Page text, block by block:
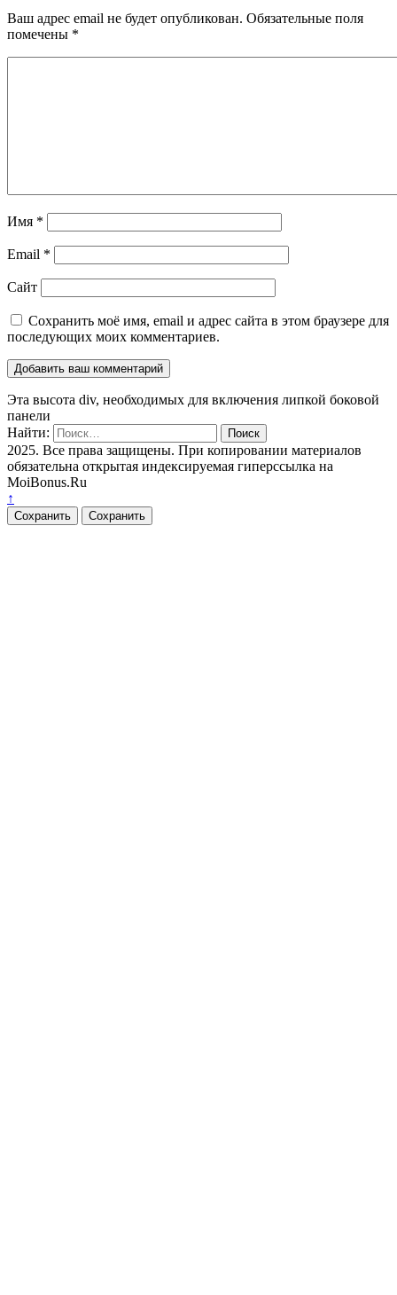
Ваш адрес email не будет опубликован. Обязательные поля
помечены *
Имя *
Email *
Сайт
Сохранить моё имя, email и адрес сайта в этом браузере для
последующих моих комментариев.
Эта высота div, необходимых для включения липкой боковой
панели
Найти:
2025. Все права защищены. При копировании материалов
обязательна открытая индексируемая гиперссылка на
MoiBonus.Ru
↑